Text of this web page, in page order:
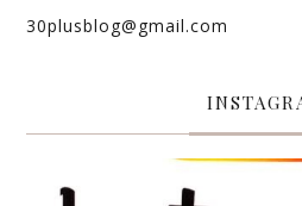
30plusblog@gmail.com